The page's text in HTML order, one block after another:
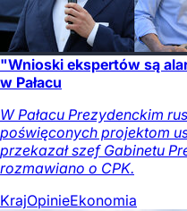
"Wnioski ekspertów są
w Pałacu
W Pałacu Prezydenckim
poświęconych projektom
przekazał szef Gabinetu
rozmawiano o CPK.
KrajOpinieEkonomia